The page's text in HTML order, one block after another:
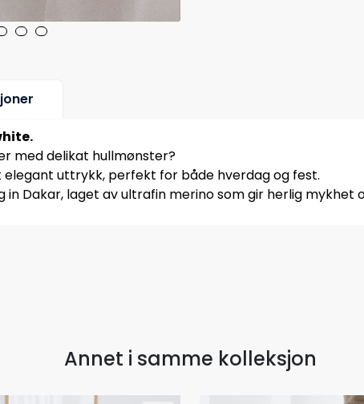
med delikat hullmønster?
uttrykk, perfekt for både hverdag og fest.
in Dakar, laget av ultrafin merino som gir herlig mykhet
Annet i samme kolleksjon